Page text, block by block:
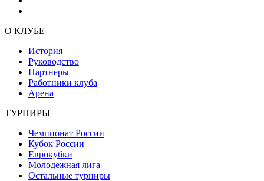
О КЛУБЕ
История
Руководство
Партнеры
Работники клуба
Арена
ТУРНИРЫ
Чемпионат России
Кубок России
Еврокубки
Молодежная лига
Остальные турниры